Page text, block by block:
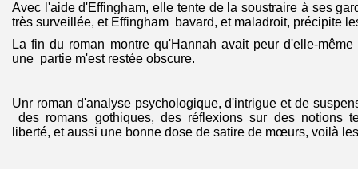
Avec l'aide d'Effingham, elle tente de la soustraire à ses
très surveillée, et Effingham bavard, et maladroit, précipite
La fin du roman montre qu'Hannah avait peur d'elle-
une partie m'est restée obscure.
Unr roman d'analyse psychologique, d'intrigue et de
des romans gothiques, des réflexions sur des notions
liberté, et aussi une bonne dose de satire de mœurs, voilà